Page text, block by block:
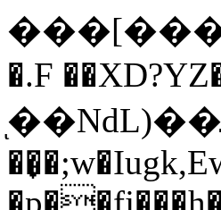
�.F
ͅ��NdL)��ܩ%�*�k[��G�L6�K�M5r'�������#�t�x?